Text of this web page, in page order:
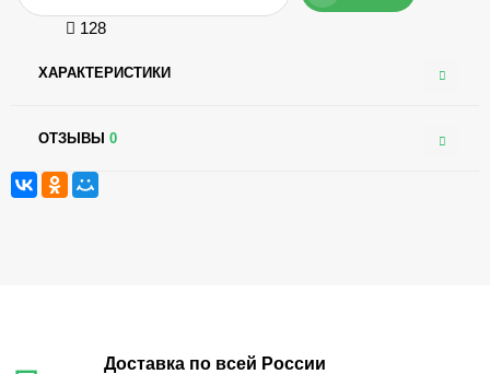
128
ХАРАКТЕРИСТИКИ
ОТЗЫВЫ 0
Доставка по всей России